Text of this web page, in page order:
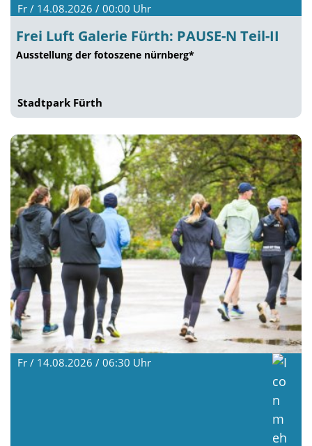
Fr / 14.08.2026 / 00:00 Uhr
Frei Luft Galerie Fürth: PAUSE-N Teil-II
Ausstellung der fotoszene nürnberg*
Stadtpark Fürth
Fr / 14.08.2026 / 06:30 Uhr